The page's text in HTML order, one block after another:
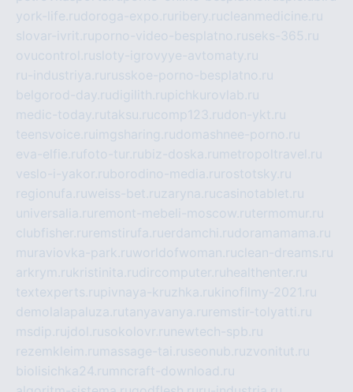
york-life.rudoroga-expo.ru ribery.rucleanmedicine.ru
slovar-ivrit.ruporno-video-besplatno.ruseks-365.ru
ovucontrol.rusloty-igrovyye-avtomaty.ru
ru-industriya.ru russkoe-porno-besplatno.ru
belgorod-day.rudigilith.rupichkurovlab.ru
medic-today.rutaksu.rucomp123.rudon-ykt.ru
teensvoice.ru imgsharing.rudomashnee-porno.ru
eva-elfie.rufoto-tur.rubiz-doska.ru metropoltravel.ru
veslo-i-yakor.ruborodino-media.ru rostotsky.ru
regionufa.ruweiss-bet.ruzaryna.rucasinotablet.ru
universalia.ru remont-mebeli-moscow.rutermomur.ru
clubfisher.ru remstirufa.ruerdamchi.rudoramamama.ru
muraviovka-park.ruworldofwoman.ruclean-dreams.ru
arkrym.rukristinita.rudircomputer.ru healthenter.ru
textexperts.rupivnaya-kruzhka.rukinofilmy-2021.ru
demolalapaluza.rutanyavanya.ru remstir-tolyatti.ru
msdip.ru jdol.rusokolovr.ru newtech-spb.ru
rezemkleim.ru massage-tai.ruseonub.ruzvonitut.ru
biolisichka24.ru mncraft-download.ru